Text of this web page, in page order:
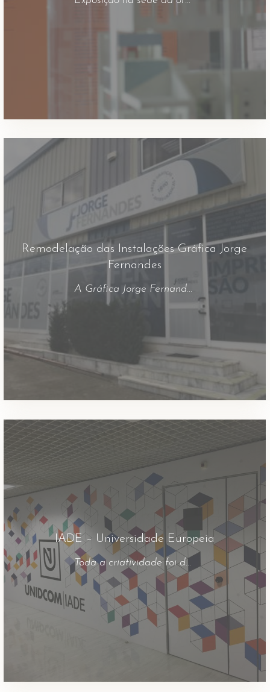
Remodelação das Instalações Gráfica Jorge
Fernandes
A Gráfica Jorge Fernandes sofreu mudanças de identidade. A nosso cargo esteve a decoração dos espaços interiores, lonas exteriores, fachadas e viaturas. Ficha Técnica Agência: Getbrand Projecto: Remodelação das instalações antigas e novo espaço da Gráfica Materiais: PVC, vinil, vinil microperfurado, vinil cast, vinil fosco, lona, lona backlite
IADE – Universidade Europeia
Toda a criatividade foi desenvolvida pelos próprios alunos.